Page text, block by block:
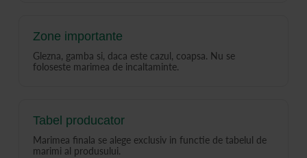
Zone importante
Glezna, gamba si, daca este cazul, coapsa. Nu se
foloseste marimea de incaltaminte.
Tabel producator
Marimea finala se alege exclusiv in functie de tabelul de
marimi al produsului.